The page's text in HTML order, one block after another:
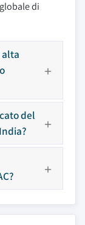
di
alta
del